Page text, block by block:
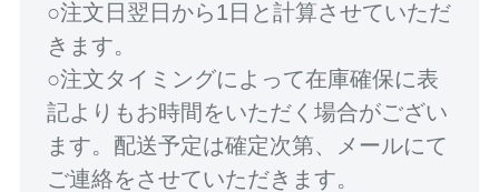
○注文日翌日から1日と計算させていただ
きます。
○注文タイミングによって在庫確保に表
記よりもお時間をいただく場合がござい
ます。配送予定は確定次第、メールにて
ご連絡をさせていただきます。